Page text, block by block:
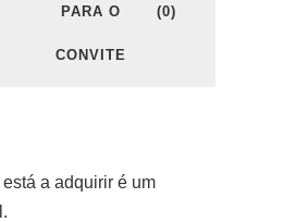
PARA O
CONVITE
(0)
a adquirir é um